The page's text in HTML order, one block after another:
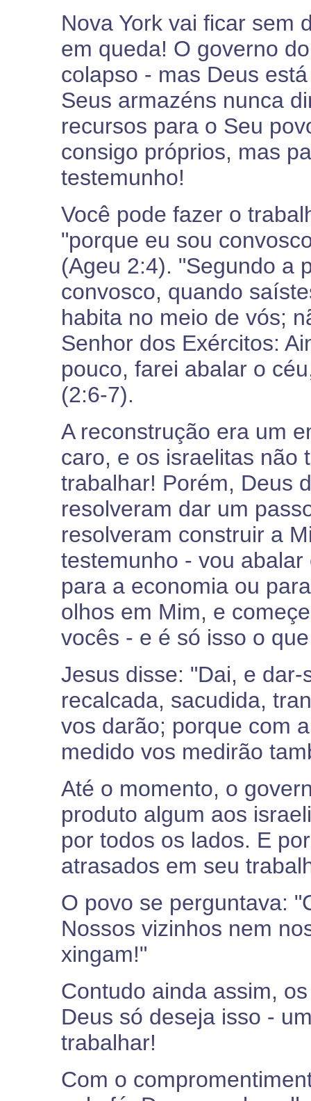
Nova York vai ficar sem
em queda! O governo
colapso - mas Deus
Seus armazéns nunca
recursos para o Seu
consigo próprios, mas
testemunho!
Você pode fazer o
"porque eu sou
(Ageu 2:4). "Segundo a
convosco, quando
habita no meio de vós;
Senhor dos Exércitos:
pouco, farei abalar o
(2:6-7).
A reconstrução era um
caro, e os israelitas não
trabalhar! Porém, Deus
resolveram dar um
resolveram construir a
testemunho - vou
para a economia ou
olhos em Mim, e
vocês - e é só isso o
Jesus disse: "Dai, e
recalcada, sacudida,
vos darão; porque com
medido vos medirão
Até o momento, o
produto algum aos
por todos os lados. E
atrasados em seu
O povo se perguntava:
Nossos vizinhos nem
xingam!"
Contudo ainda assim,
Deus só deseja isso -
trabalhar!
Com o